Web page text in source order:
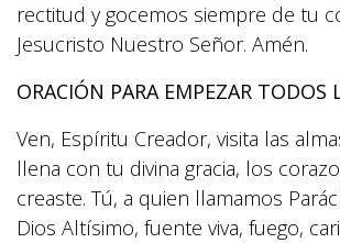
rectitud y gocemos siempre de tu
Jesucristo Nuestro Señor. Amén.
ORACIÓN PARA EMPEZAR TODOS
Ven, Espíritu Creador, visita las
llena con tu divina gracia, los
creaste. Tú, a quien llamamos
Dios Altísimo, fuente viva, fuego,